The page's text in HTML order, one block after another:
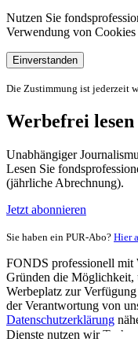
Nutzen Sie
Verwendung von Cookies
Einverstanden
Die Zustimmung ist jederzeit
Werbefrei lesen
Unabhängiger
Lesen Sie
(jährliche Abrechnung).
Jetzt abonnieren
Sie haben ein PUR-Abo? Hier
FONDS professionell mit
Gründen die Möglichkeit,
Werbeplatz zur
der Verantwortung von
Datenschutzerklärung
Dienste nutzen wir